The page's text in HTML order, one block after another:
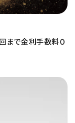
まで金利手数料０